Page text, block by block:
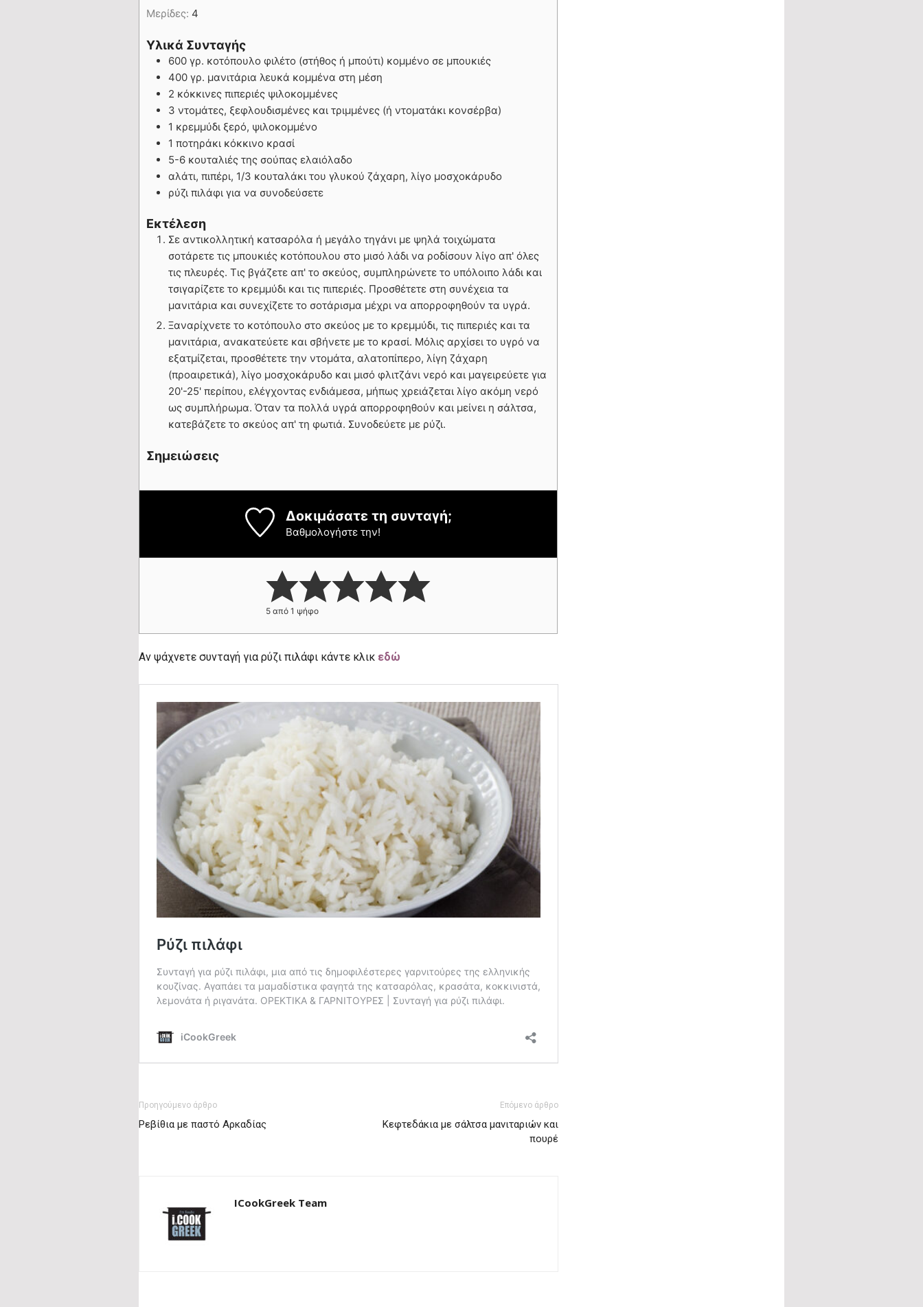
Μερίδες: 4
Υλικά Συνταγής
600 γρ. κοτόπουλο φιλέτο (στήθος ή μπούτι) κομμένο σε μπουκιές
400 γρ. μανιτάρια λευκά κομμένα στη μέση
2 κόκκινες πιπεριές ψιλοκομμένες
3 ντομάτες, ξεφλουδισμένες και τριμμένες (ή ντοματάκι κονσέρβα)
1 κρεμμύδι ξερό, ψιλοκομμένο
1 ποτηράκι κόκκινο κρασί
5-6 κουταλιές της σούπας ελαιόλαδο
αλάτι, πιπέρι, 1/3 κουταλάκι του γλυκού ζάχαρη, λίγο μοσχοκάρυδο
ρύζι πιλάφι για να συνοδεύσετε
Εκτέλεση
Σε αντικολλητική κατσαρόλα ή μεγάλο τηγάνι με ψηλά τοιχώματα
σοτάρετε τις μπουκιές κοτόπουλου στο μισό λάδι να ροδίσουν λίγο απ' όλες
τις πλευρές. Τις βγάζετε απ' το σκεύος, συμπληρώνετε το υπόλοιπο λάδι και
τσιγαρίζετε το κρεμμύδι και τις πιπεριές. Προσθέτετε στη συνέχεια τα
μανιτάρια και συνεχίζετε το σοτάρισμα μέχρι να απορροφηθούν τα υγρά.
Ξαναρίχνετε το κοτόπουλο στο σκεύος με το κρεμμύδι, τις πιπεριές και τα
μανιτάρια, ανακατεύετε και σβήνετε με το κρασί. Μόλις αρχίσει το υγρό να
εξατμίζεται, προσθέτετε την ντομάτα, αλατοπίπερο, λίγη ζάχαρη
(προαιρετικά), λίγο μοσχοκάρυδο και μισό φλιτζάνι νερό και μαγειρεύετε για
20'-25' περίπου, ελέγχοντας ενδιάμεσα, μήπως χρειάζεται λίγο ακόμη νερό
ως συμπλήρωμα. Όταν τα πολλά υγρά απορροφηθούν και μείνει η σάλτσα,
κατεβάζετε το σκεύος απ' τη φωτιά. Συνοδεύετε με ρύζι.
Σημειώσεις
Δοκιμάσατε τη συνταγή;
Βαθμολογήστε την!
5 από 1 ψήφο
Αν ψάχνετε συνταγή για ρύζι πιλάφι κάντε κλικ εδώ
Προηγούμενο άρθρο
Ρεβίθια με παστό Αρκαδίας
Επόμενο άρθρο
Κεφτεδάκια με σάλτσα μανιταριών και
πουρέ
ICookGreek Team